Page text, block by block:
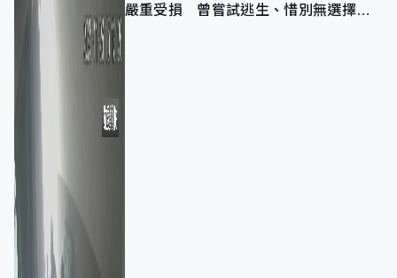
嚴重受損 曾嘗試逃生、惜別無選擇下